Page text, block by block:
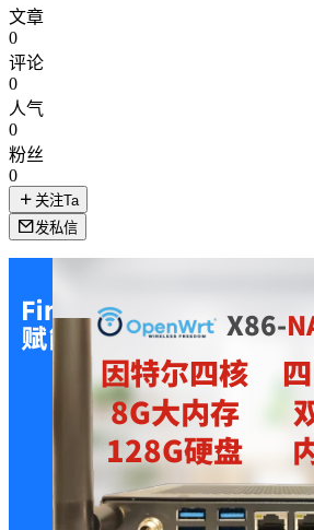
文章
0
评论
0
人气
0
粉丝
0
关注Ta
发私信